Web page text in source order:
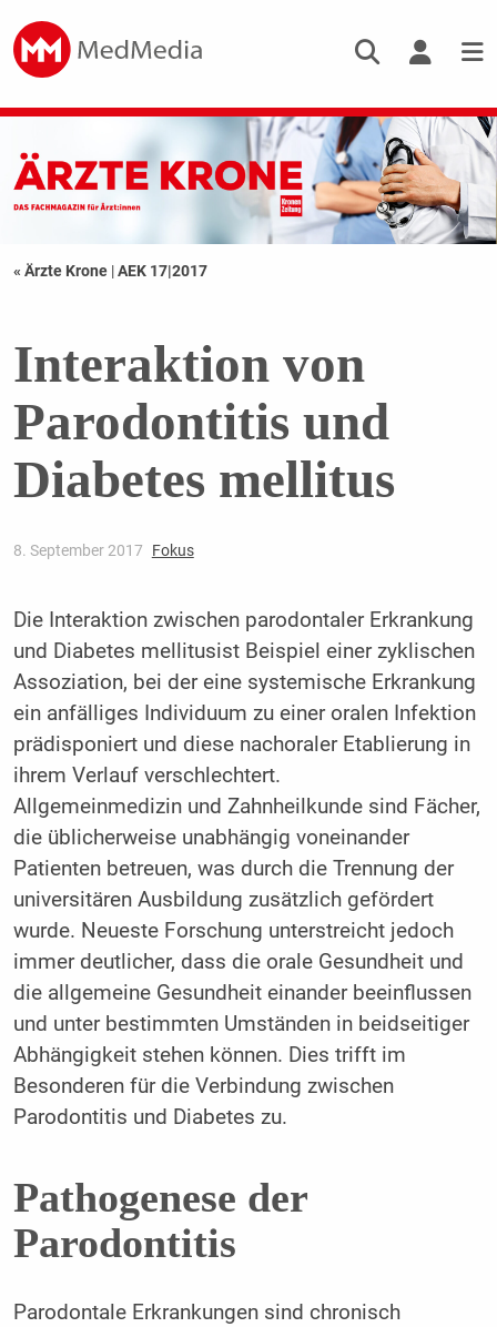
« Ärzte Krone |AEK 17|2017
Interaktion von
Parodontitis und
Diabetes mellitus
8. September 2017 Fokus
Die Interaktion zwischen parodontaler Erkrankung
und Diabetes mellitusist Beispiel einer zyklischen
Assoziation, bei der eine systemische Erkrankung
ein anfälliges Individuum zu einer oralen Infektion
prädisponiert und diese nachoraler Etablierung in
ihrem Verlauf verschlechtert.
Allgemeinmedizin und Zahnheilkunde sind Fächer,
die üblicherweise unabhängig voneinander
Patienten betreuen, was durch die Trennung der
universitären Ausbildung zusätzlich gefördert
wurde. Neueste Forschung unterstreicht jedoch
immer deutlicher, dass die orale Gesundheit und
die allgemeine Gesundheit einander beeinflussen
und unter bestimmten Umständen in beidseitiger
Abhängigkeit stehen können. Dies trifft im
Besonderen für die Verbindung zwischen
Parodontitis und Diabetes zu.
Pathogenese der
Parodontitis
Parodontale Erkrankungen sind chronisch